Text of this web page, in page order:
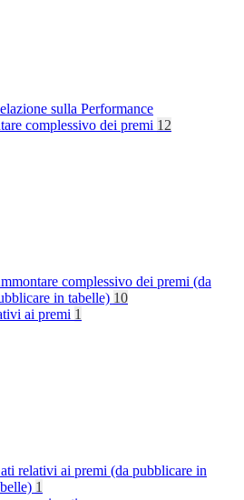
sulla Performance
complessivo dei premi 12
complessivo dei premi (da
in tabelle) 10
ai premi 1
relativi ai premi (da pubblicare in
1